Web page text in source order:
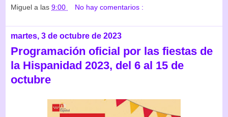
Miguel a las 9:00 No hay comentarios :
martes, 3 de octubre de 2023
Programación oficial por las fiestas de
la Hispanidad 2023, del 6 al 15 de
octubre